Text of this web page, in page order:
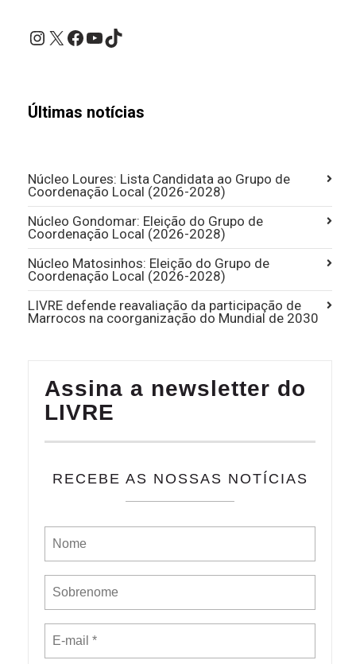
Instagram
X Facebook
YouTube
Últimas notícias
Núcleo Loures: Lista Candidata ao Grupo de
Coordenação Local (2026-2028)
Núcleo Gondomar: Eleição do Grupo de
Coordenação Local (2026-2028)
Núcleo Matosinhos: Eleição do Grupo de
Coordenação Local (2026-2028)
LIVRE defende reavaliação da participação de
Marrocos na coorganização do Mundial de 2030
Assina a newsletter do
LIVRE
RECEBE AS NOSSAS NOTÍCIAS